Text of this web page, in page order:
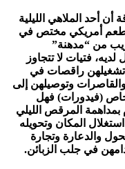
أن أحد الملاهي الليلية
أمريكي مختص في
من “مدهنة”
فتيات لا تتجاوز
تشغيلهن راقصات في
وتوصيلهن إلى
(فيدورات) فهل
بمداهمة المرقص الليلي
المكان وتحويله
والدعارة وتجارة
في جلب الزبائن.